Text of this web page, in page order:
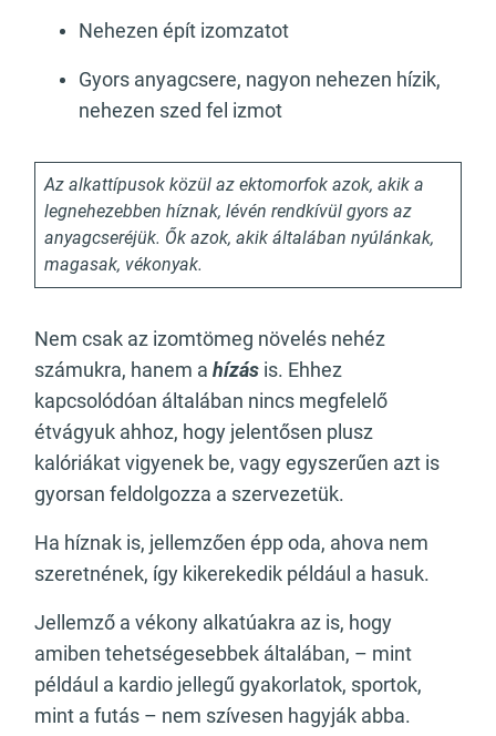
Nehezen épít izomzatot
Gyors anyagcsere, nagyon nehezen hízik,
nehezen szed fel izmot
Az alkattípusok közül az ektomorfok azok, akik a
legnehezebben híznak, lévén rendkívül gyors az
anyagcseréjük. Ők azok, akik általában nyúlánkak,
magasak, vékonyak.
Nem csak az izomtömeg növelés nehéz
számukra, hanem a hízás is. Ehhez
kapcsolódóan általában nincs megfelelő
étvágyuk ahhoz, hogy jelentősen plusz
kalóriákat vigyenek be, vagy egyszerűen azt is
gyorsan feldolgozza a szervezetük.
Ha híznak is, jellemzően épp oda, ahova nem
szeretnének, így kikerekedik például a hasuk.
Jellemző a vékony alkatúakra az is, hogy
amiben tehetségesebbek általában, – mint
például a kardio jellegű gyakorlatok, sportok,
mint a futás – nem szívesen hagyják abba.